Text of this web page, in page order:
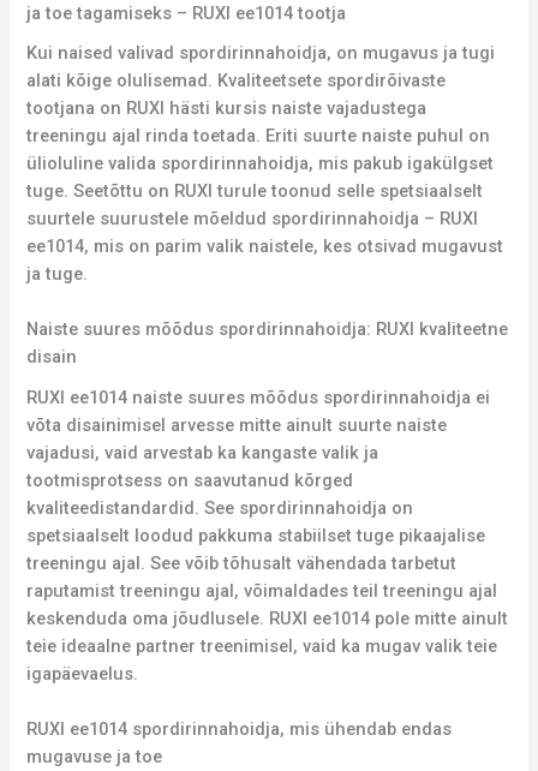
ja toe tagamiseks – RUXI ee1014 tootja
Kui naised valivad spordirinnahoidja, on mugavus ja tugi
alati kõige olulisemad. Kvaliteetsete spordirõivaste
tootjana on RUXI hästi kursis naiste vajadustega
treeningu ajal rinda toetada. Eriti suurte naiste puhul on
ülioluline valida spordirinnahoidja, mis pakub igakülgset
tuge. Seetõttu on RUXI turule toonud selle spetsiaalselt
suurtele suurustele mõeldud spordirinnahoidja – RUXI
ee1014, mis on parim valik naistele, kes otsivad mugavust
ja tuge.
Naiste suures mõõdus spordirinnahoidja: RUXI kvaliteetne
disain
RUXI ee1014 naiste suures mõõdus spordirinnahoidja ei
võta disainimisel arvesse mitte ainult suurte naiste
vajadusi, vaid arvestab ka kangaste valik ja
tootmisprotsess on saavutanud kõrged
kvaliteedistandardid. See spordirinnahoidja on
spetsiaalselt loodud pakkuma stabiilset tuge pikaajalise
treeningu ajal. See võib tõhusalt vähendada tarbetut
raputamist treeningu ajal, võimaldades teil treeningu ajal
keskenduda oma jõudlusele. RUXI ee1014 pole mitte ainult
teie ideaalne partner treenimisel, vaid ka mugav valik teie
igapäevaelus.
RUXI ee1014 spordirinnahoidja, mis ühendab endas
mugavuse ja toe